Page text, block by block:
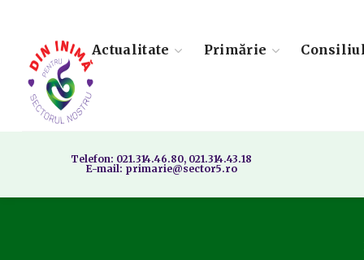
Actualitate Primărie
Telefon: 021.314.46.80, 021.314.43.18
E-mail: primarie@sector5.ro